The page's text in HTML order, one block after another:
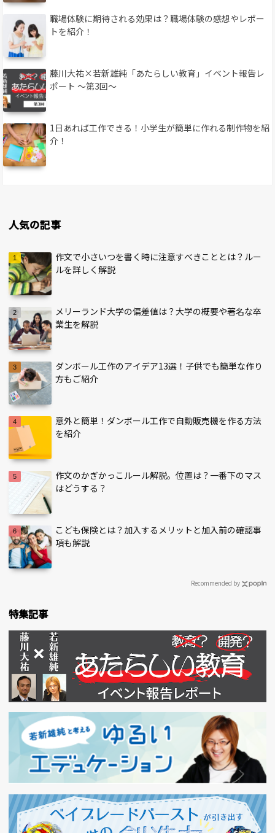
職場体験に期待される効果は？職場体験の感想やレポー
トを紹介！
藤川大祐×若新雄純「あたらしい教育」イベント報告レ
ポート 〜第3回〜
1日あれば工作できる！小学生が簡単に作れる制作物を紹
介！
人気の記事
作文で小さいつを書く時に注意すべきこととは？ルー
ルを詳しく解説
メリーランド大学の偏差値は？大学の概要や著名な卒
業生を解説
ダンボール工作のアイデア13選！子供でも簡単な作り
方もご紹介
意外と簡単！ダンボール工作で自動販売機を作る方法
を紹介
作文のかぎかっこルール解説。位置は？一番下のマス
はどうする？
こども保険とは？加入するメリットと加入前の確認事
項も解説
Recommended by
特集記事